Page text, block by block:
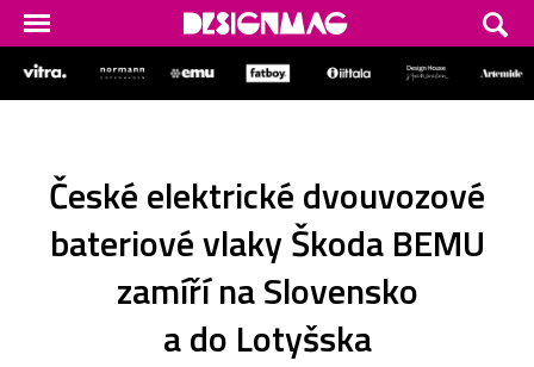
České elektrické dvouvozové
bateriové vlaky Škoda BEMU
zamíří na Slovensko
a do Lotyšska